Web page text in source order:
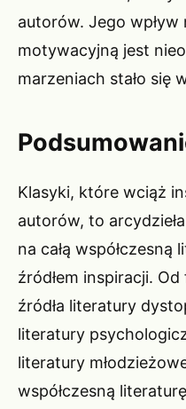
autorów. Jego wpływ
motywacyjną jest
marzeniach stało się
Klasyki, które wciąż
autorów, to
na całą
źródłem inspiracji.
źródła literatury
literatury
literatury
współczesną